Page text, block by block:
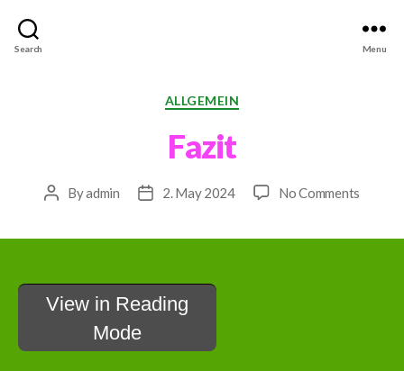
Search Menu
Categories
ALLGEMEIN
Fazit
PostByadmin
Post2. May 2024 No Comments
View in Reading
Mode